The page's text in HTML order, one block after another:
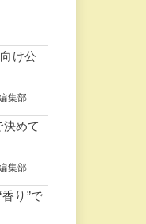
け公
集部
めて
集部
り”で